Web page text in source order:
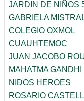
JARDIN DE NIÑOS
GABRIELA
COLEGIO OXMOL
CUAUHTEMOC
JUAN JACOBO
MAHATMA GANDHI
NIÐOS HEROES
ROSARIO